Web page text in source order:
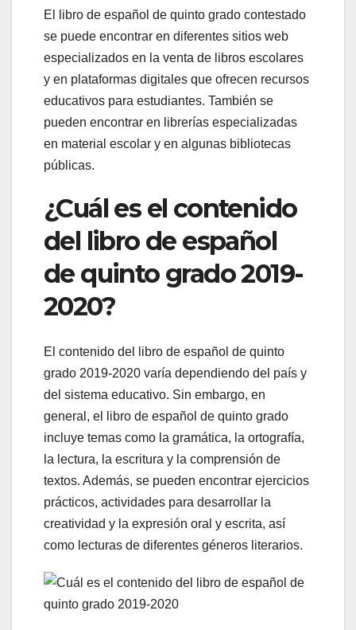
El libro de español de quinto grado contestado
se puede encontrar en diferentes sitios web
especializados en la venta de libros escolares
y en plataformas digitales que ofrecen recursos
educativos para estudiantes. También se
pueden encontrar en librerías especializadas
en material escolar y en algunas bibliotecas
públicas.
¿Cuál es el contenido
del libro de español
de quinto grado 2019-
2020?
El contenido del libro de español de quinto
grado 2019-2020 varía dependiendo del país y
del sistema educativo. Sin embargo, en
general, el libro de español de quinto grado
incluye temas como la gramática, la ortografía,
la lectura, la escritura y la comprensión de
textos. Además, se pueden encontrar ejercicios
prácticos, actividades para desarrollar la
creatividad y la expresión oral y escrita, así
como lecturas de diferentes géneros literarios.